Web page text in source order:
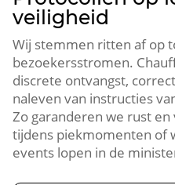
veiligheid
Wij stemmen ritten af op
bezoekersstromen.
discrete ontvangst,
naleven van instructies
Zo garanderen we rust
tijdens piekmomenten of
events lopen in de